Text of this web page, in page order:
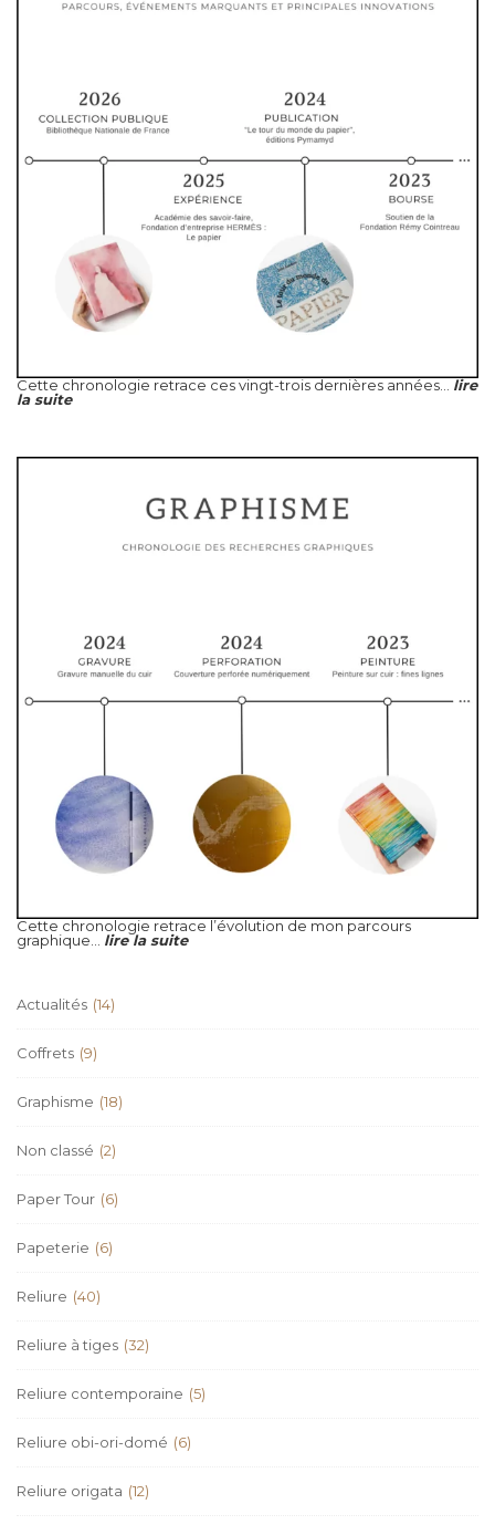
Cette chronologie retrace ces vingt-trois dernières années... lire
la suite
Cette chronologie retrace l’évolution de mon parcours
graphique... lire la suite
Actualités (14)
Coffrets (9)
Graphisme (18)
Non classé (2)
Paper Tour (6)
Papeterie (6)
Reliure (40)
Reliure à tiges (32)
Reliure contemporaine (5)
Reliure obi-ori-domé (6)
Reliure origata (12)